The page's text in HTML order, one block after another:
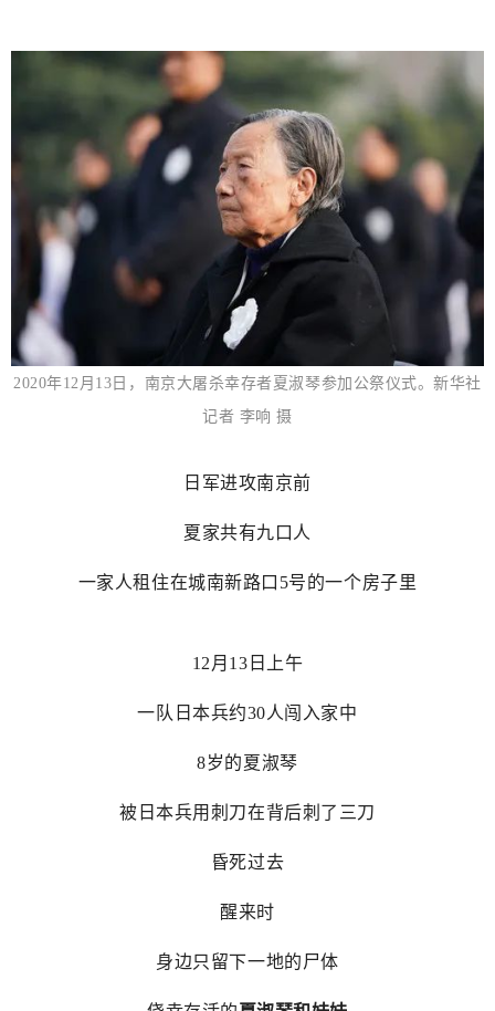
2020年12月13日，南京大屠杀幸存者夏淑琴参加公祭仪式。新华社
记者 李响 摄
日军进攻南京前
夏家共有九口人
一家人租住在城南新路口5号的一个房子里
12月13日上午
一队日本兵约30人闯入家中
8岁的夏淑琴
被日本兵用刺刀在背后刺了三刀
昏死过去
醒来时
身边只留下一地的尸体